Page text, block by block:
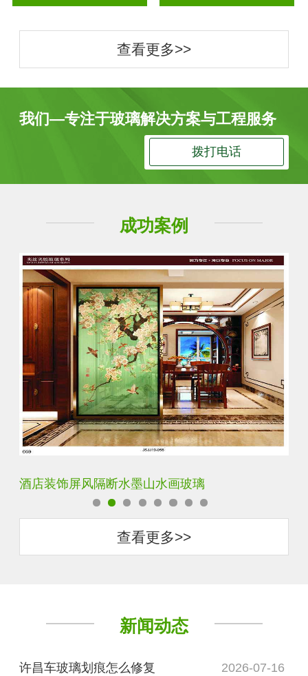
查看更多>>
我们—专注于玻璃解决方案与工程服务
拨打电话
成功案例
酒店装饰屏风隔断水墨山水画玻璃
查看更多>>
新闻动态
许昌车玻璃划痕怎么修复 2026-07-16